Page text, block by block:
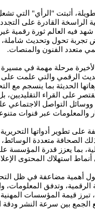
أثبتت "الرأي" التي
الراسخة القادرة على
فيه العالم ثورة رقمية
تحول وتحديث شاملة،
متعدد الفنون والمنصات.
مرحلة مهمة في
الرقمي والتي علمت على
الحديثة بما ينسجم مع
على القراء
التواصل الاجتماعي
والمعلومات عبر قنوات
تطوير أدواتها
الصحافة متعددة الوسائط،
بما يعزز قدرة المؤسسة
أنماط استهلاك المحتوى
أهمية مضاعفة في ظل
الرقمية، وتدفق المعلومات،
تبرز قيمة المؤسسات
الجمع بين سرعة النشر ودقة